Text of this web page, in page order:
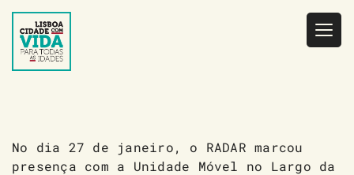
para
conteúdo
No dia 27 de janeiro, o RADAR marcou
presença com a Unidade Móvel no Largo da